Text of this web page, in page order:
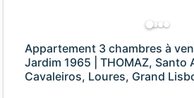
Appartement 3 chambres à
Jardim 1965 | THOMAZ, Santo
Cavaleiros, Loures, Grand